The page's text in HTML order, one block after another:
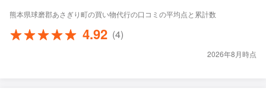
熊本県球磨郡あさぎり町の買い物代行の口コミの平均点と累計数
4.92 (4)
2026年8月時点